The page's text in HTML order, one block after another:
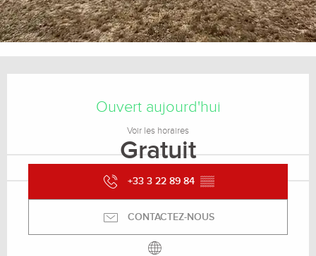
Ouvert aujourd'hui
Voir les horaires
Gratuit
+33 3 22 89 84 ▒▒
CONTACTEZ-NOUS